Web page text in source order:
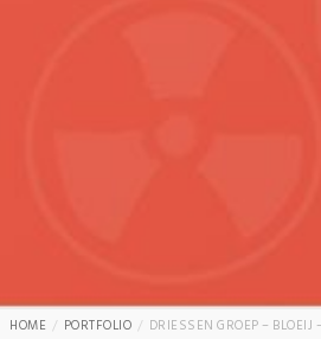
HOME PORTFOLIO DRIESSEN GROEP –